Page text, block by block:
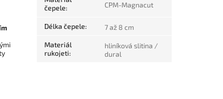
čepele: CPM-Magnacut
Délka čepele: 7 až 8 cm
Materiál
rukojeti:
hliníková slitina /
dural